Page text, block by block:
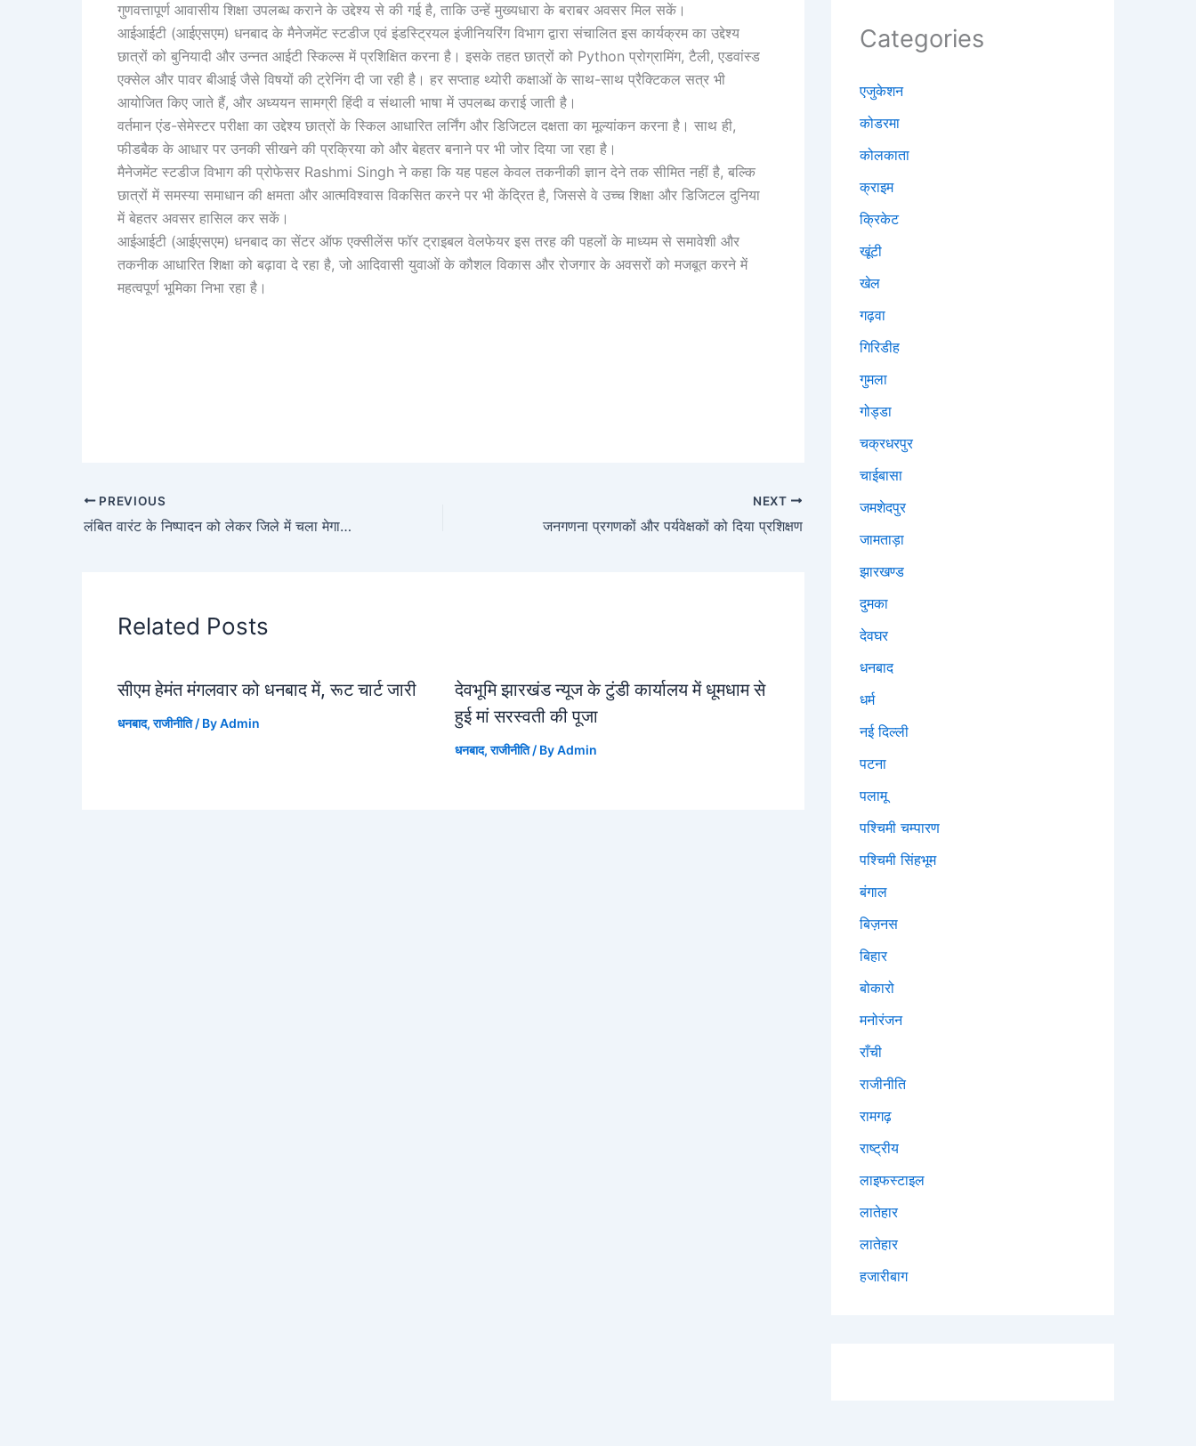
गुणवत्तापूर्ण आवासीय शिक्षा उपलब्ध कराने के उद्देश्य से की गई है, ताकि उन्हें मुख्यधारा के बराबर अवसर मिल सकें।
आईआईटी (आईएसएम) धनबाद के मैनेजमेंट स्टडीज एवं इंडस्ट्रियल इंजीनियरिंग विभाग द्वारा संचालित इस कार्यक्रम का उद्देश्य
छात्रों को बुनियादी और उन्नत आईटी स्किल्स में प्रशिक्षित करना है। इसके तहत छात्रों को Python प्रोग्रामिंग, टैली, एडवांस्ड
एक्सेल और पावर बीआई जैसे विषयों की ट्रेनिंग दी जा रही है। हर सप्ताह थ्योरी कक्षाओं के साथ-साथ प्रैक्टिकल सत्र भी
आयोजित किए जाते हैं, और अध्ययन सामग्री हिंदी व संथाली भाषा में उपलब्ध कराई जाती है।
वर्तमान एंड-सेमेस्टर परीक्षा का उद्देश्य छात्रों के स्किल आधारित लर्निंग और डिजिटल दक्षता का मूल्यांकन करना है। साथ ही,
फीडबैक के आधार पर उनकी सीखने की प्रक्रिया को और बेहतर बनाने पर भी जोर दिया जा रहा है।
मैनेजमेंट स्टडीज विभाग की प्रोफेसर Rashmi Singh ने कहा कि यह पहल केवल तकनीकी ज्ञान देने तक सीमित नहीं है, बल्कि
छात्रों में समस्या समाधान की क्षमता और आत्मविश्वास विकसित करने पर भी केंद्रित है, जिससे वे उच्च शिक्षा और डिजिटल दुनिया
में बेहतर अवसर हासिल कर सकें।
आईआईटी (आईएसएम) धनबाद का सेंटर ऑफ एक्सीलेंस फॉर ट्राइबल वेलफेयर इस तरह की पहलों के माध्यम से समावेशी और
तकनीक आधारित शिक्षा को बढ़ावा दे रहा है, जो आदिवासी युवाओं के कौशल विकास और रोजगार के अवसरों को मजबूत करने में
महत्वपूर्ण भूमिका निभा रहा है।
PREVIOUS
लंबित वारंट के निष्पादन को लेकर जिले में चला मेगा अभियान, एक ही रात में 249 वारंट का निपटारा 34 अभियुक्तों को भेजा गया जेल
NEXT
जनगणना प्रगणकों और पर्यवेक्षकों को दिया प्रशिक्षण
Related Posts
सीएम हेमंत मंगलवार को धनबाद में, रूट चार्ट जारी
धनबाद,राजीनीति/ ByAdmin
देवभूमि झारखंड न्यूज के टुंडी कार्यालय में धूमधाम से
हुई मां सरस्वती की पूजा
धनबाद,राजीनीति/ ByAdmin
Categories
एजुकेशन
कोडरमा
कोलकाता
क्राइम
क्रिकेट
खूंटी
खेल
गढ़वा
गिरिडीह
गुमला
गोड्डा
चक्रधरपुर
चाईबासा
जमशेदपुर
जामताड़ा
झारखण्ड
दुमका
देवघर
धनबाद
धर्म
नई दिल्ली
पटना
पलामू
पश्चिमी चम्पारण
पश्चिमी सिंहभूम
बंगाल
बिज़नस
बिहार
बोकारो
मनोरंजन
राँची
राजीनीति
रामगढ़
राष्ट्रीय
लाइफस्टाइल
लातेहार
लातेहार
हजारीबाग